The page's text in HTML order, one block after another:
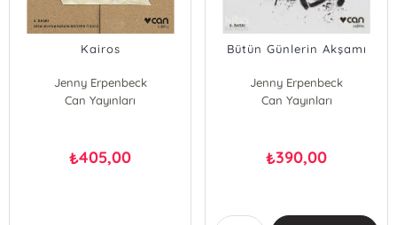
Kairos
Jenny Erpenbeck
Can Yayınları
₺405,00
Bütün Günlerin Akşamı
Jenny Erpenbeck
Can Yayınları
₺390,00